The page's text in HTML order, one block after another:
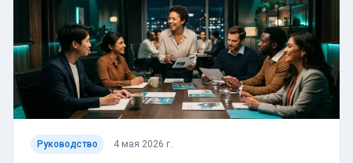
Руководство 4 мая 2026 г.